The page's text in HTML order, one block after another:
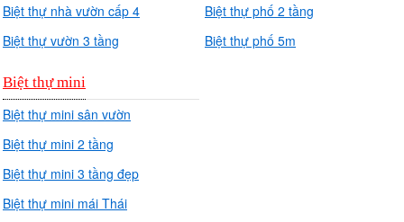
Biệt thự nhà vườn cấp 4
Biệt thự vườn 3 tầng
Biệt thự phố 2 tầng
Biệt thự phố 5m
Biệt thự mini
Biệt thự mini sân vườn
Biệt thự mini 2 tầng
Biệt thự mini 3 tầng đẹp
Biệt thự mini mái Thái